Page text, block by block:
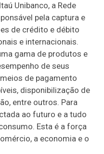
Unibanco, a Rede
pela captura e
de crédito e débito
e internacionais.
gama de produtos e
de seus
de pagamento
disponibilização de
entre outros. Para
ao futuro e a tudo
Esta é a força
a economia e o